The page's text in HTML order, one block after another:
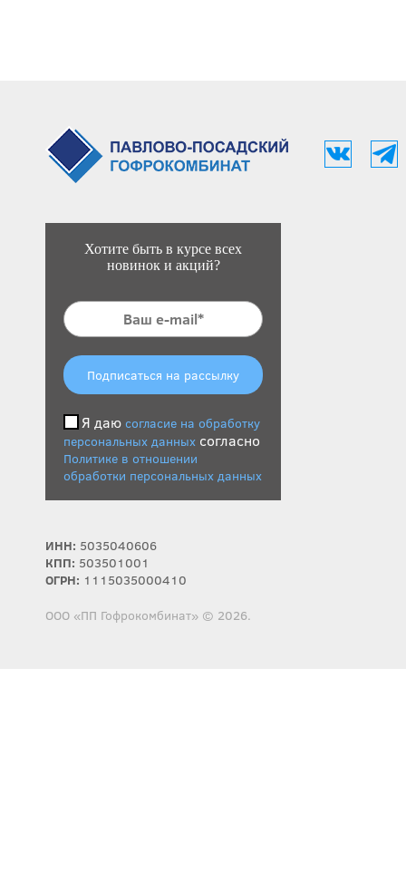
Хотите быть в курсе всех
новинок и акций?
Подписаться на рассылку
Я даю согласие на обработку
персональных данных согласно
Политике в отношении
обработки персональных данных
ИНН: 5035040606
КПП: 503501001
ОГРН: 1115035000410
ООО «ПП Гофрокомбинат» © 2026.